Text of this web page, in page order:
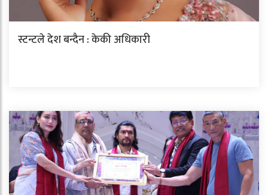
स्टन्टले देश बन्दैन : केकी अधिकारी